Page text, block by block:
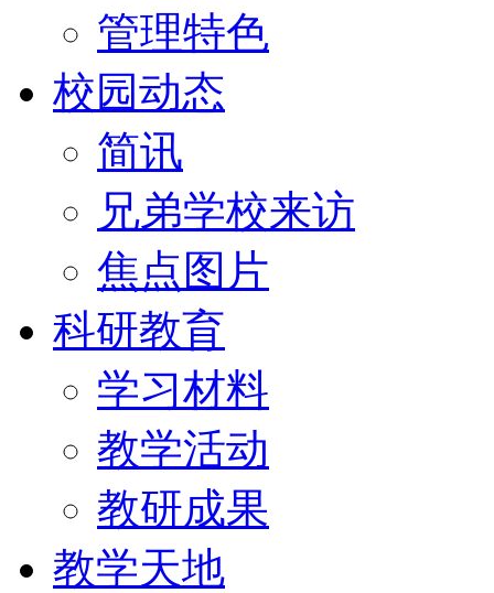
管理特色
校园动态
简讯
兄弟学校来访
焦点图片
科研教育
学习材料
教学活动
教研成果
教学天地